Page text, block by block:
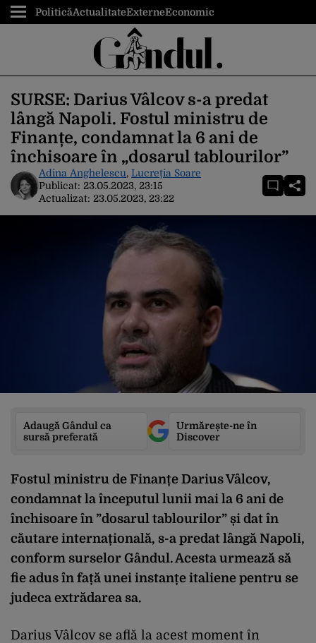
PoliticăActualitateExterneEconomic
SURSE: Darius Vâlcov s-a predat
lângă Napoli. Fostul ministru de
Finanțe, condamnat la 6 ani de
închisoare în „dosarul tablourilor”
Adina Anghelescu, Lucreția Soare
Publicat: 23.05.2023, 23:15
Actualizat: 23.05.2023, 23:22
Adaugă Gândul ca
sursă preferată
Urmărește-ne în
Discover
Fostul ministru de Finanțe Darius Vâlcov,
condamnat la începutul lunii mai la 6 ani de
închisoare în ”dosarul tablourilor” și dat în
căutare internațională, s-a predat lângă Napoli,
conform surselor Gândul. Acesta urmează să
fie adus în față unei instanțe italiene pentru se
judeca extrădarea sa.
Darius Vâlcov se află la acest moment în